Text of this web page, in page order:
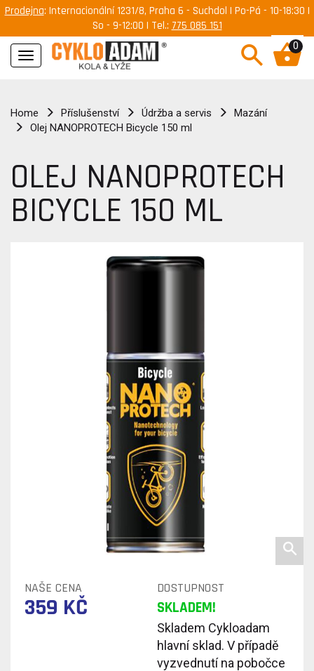
Prodejna: Internacionální 1231/8, Praha 6 - Suchdol | Po-Pá - 10-18:30 |
So - 9-12:00 | Tel.: 775 085 151
Navigace
0
Home Příslušenství Údržba a servis
Mazání
Olej NANOPROTECH Bicycle 150 ml
OLEJ NANOPROTECH
BICYCLE 150 ML
NAŠE CENA DOSTUPNOST
359 KČ SKLADEM!
Skladem Cykloadam
hlavní sklad. V případě
vyzvednutí na pobočce